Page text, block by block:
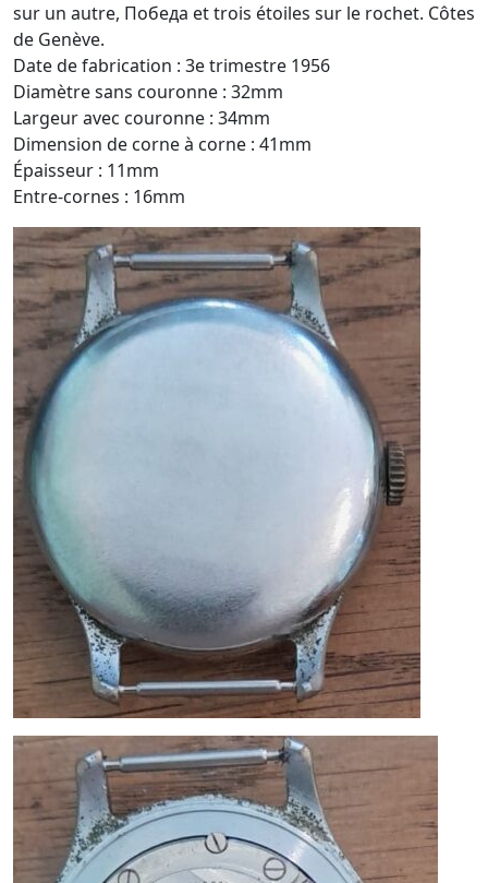
sur un autre, Победа et trois étoiles sur le rochet. Côtes
de Genève.
Date de fabrication : 3e trimestre 1956
Diamètre sans couronne : 32mm
Largeur avec couronne : 34mm
Dimension de corne à corne : 41mm
Épaisseur : 11mm
Entre-cornes : 16mm